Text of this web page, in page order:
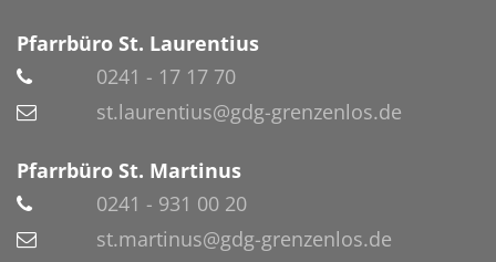
Pfarrbüro St. Laurentius
0241 - 17 17 70
st.laurentius@gdg-grenzenlos.de
Pfarrbüro St. Martinus
0241 - 931 00 20
st.martinus@gdg-grenzenlos.de